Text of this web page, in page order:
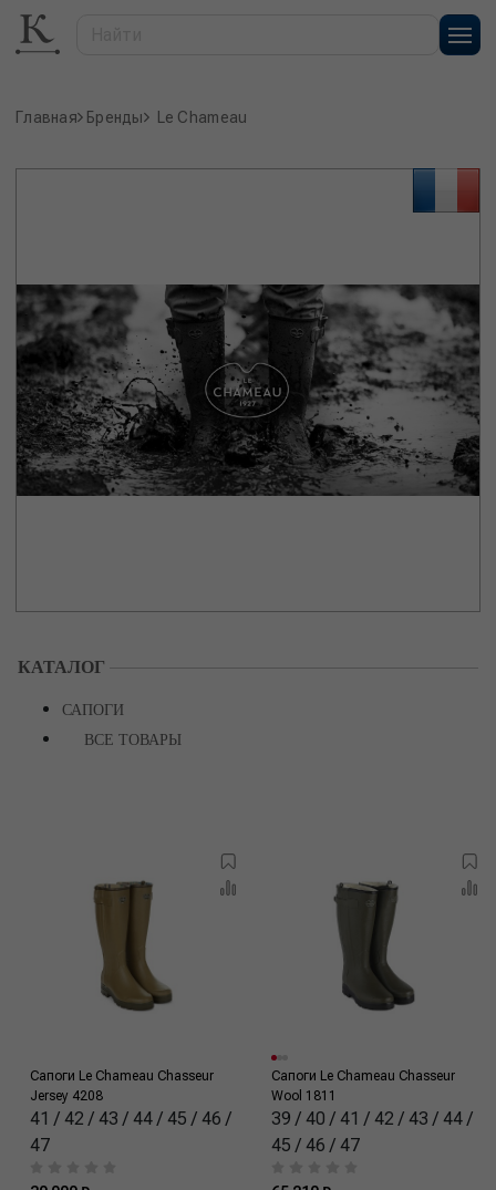
Главная Бренды Le Chameau
КАТАЛОГ
САПОГИ
ВСЕ ТОВАРЫ
Сапоги Le Сhameau Chasseur
Jersey 4208
41 / 42 / 43 / 44 / 45 / 46 /
47
Сапоги Le Сhameau Chasseur
Wool 1811
39 / 40 / 41 / 42 / 43 / 44 /
45 / 46 / 47